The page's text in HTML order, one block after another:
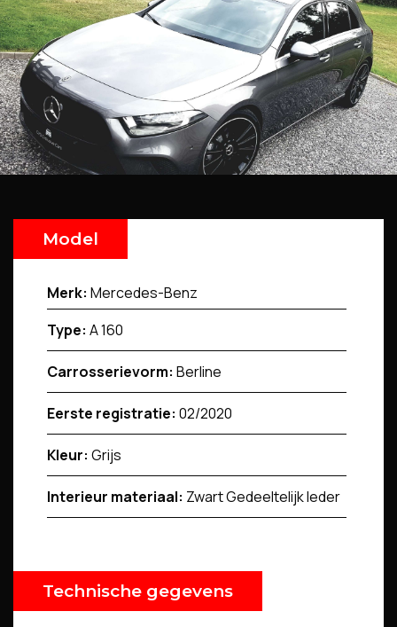
Model
Merk: Mercedes-Benz
Type: A 160
Carrosserievorm: Berline
Eerste registratie: 02/2020
Kleur: Grijs
Interieur materiaal: Zwart Gedeeltelijk leder
Technische gegevens